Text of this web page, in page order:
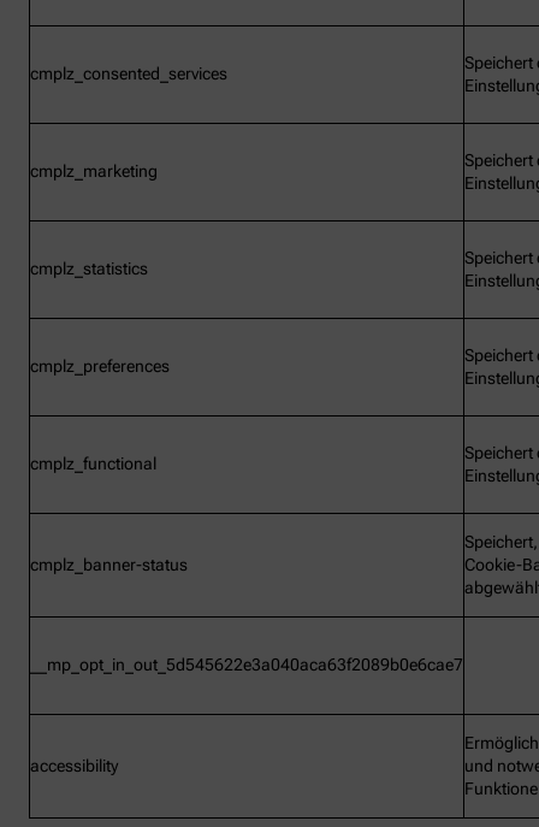
cmplz_consented_services
Speichert
cmplz_marketing
Speichert
cmplz_statistics
Speichert
cmplz_preferences
Speichert
cmplz_functional
Speichert
cmplz_banner-status
Cookie-
__mp_opt_in_out_5d545622e3a040aca63f2089b0e6cae7
accessibility
und